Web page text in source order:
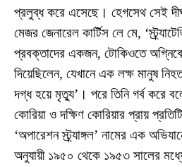
প্রলুব্ধ করে এসেছে। হেগসেথ সেই দীর্ঘ
মেজর জেনারেল কার্টিস লে মে,
প্রবক্তাদের একজন, টোকিওতে
দিয়েছিলেন, যেখানে এক লক্ষ মানুষ
দগ্ধ হয়ে মৃত্যু’। পরে তিনি গর্ব করে
কোরিয়া ও দক্ষিণ কোরিয়ার প্রায়
‘অপারেশন স্ট্র্যাঙ্গল’ নামের এক
অনুযায়ী ১৯৫০ থেকে ১৯৫৩ সালের